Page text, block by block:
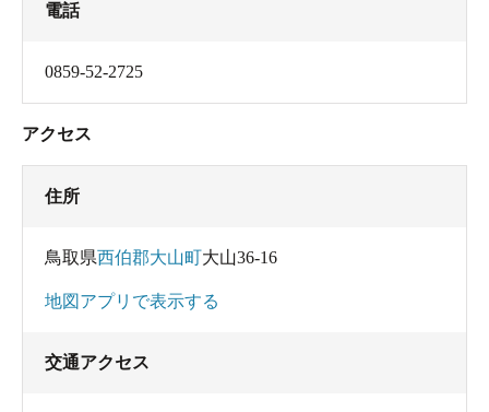
電話
0859-52-2725
アクセス
住所
鳥取県西伯郡大山町大山36-16
地図アプリで表示する
交通アクセス